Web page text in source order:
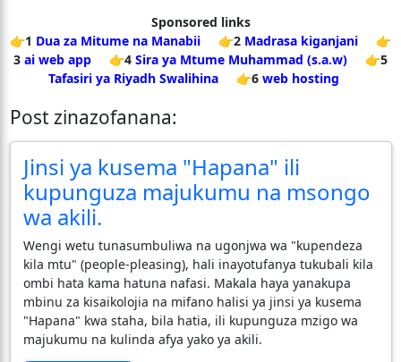
Sponsored links
👉1 Dua za Mitume na Manabii 👉2 Madrasa kiganjani
👉
3 ai web app 👉4 Sira ya Mtume Muhammad (s.a.w)
👉5
Tafasiri ya Riyadh Swalihina
👉6 web hosting
Post zinazofanana:
Jinsi ya kusema "Hapana" ili
kupunguza majukumu na msongo
wa akili.
Wengi wetu tunasumbuliwa na ugonjwa wa "kupendeza
kila mtu" (people-pleasing), hali inayotufanya tukubali kila
ombi hata kama hatuna nafasi. Makala haya yanakupa
mbinu za kisaikolojia na mifano halisi ya jinsi ya kusema
"Hapana" kwa staha, bila hatia, ili kupunguza mzigo wa
majukumu na kulinda afya yako ya akili.